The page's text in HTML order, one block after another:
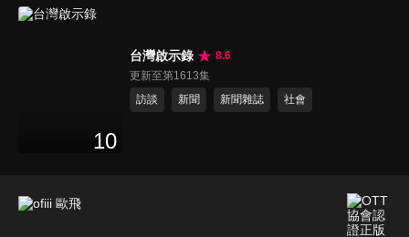
10
台灣啟示錄
8.6
更新至第1613集
訪談
新聞 新聞雜誌 社會